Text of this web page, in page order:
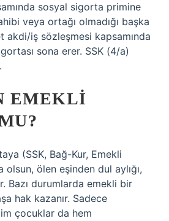
sosyal sigorta primine
veya ortağı olmadığı başka
akdi/iş sözleşmesi kapsamında
sona erer. SSK (4/a)
EMEKLI
(SSK, Bağ-Kur, Emekli
olsun, ölen eşinden dul aylığı,
Bazı durumlarda emekli bir
hak kazanır. Sadece
çocuklar da hem